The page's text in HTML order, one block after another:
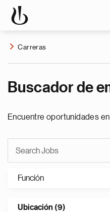
Carreras
Buscador de
Encuentre oportunidades
Función
Ubicación (9)